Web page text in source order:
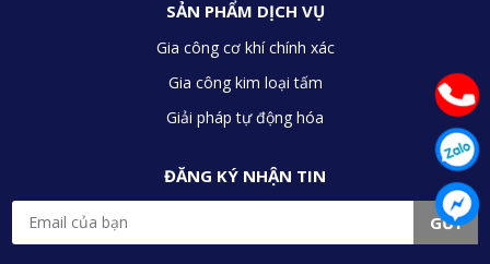
SẢN PHẨM DỊCH VỤ
Gia công cơ khí chính xác
Gia công kim loại tấm
Giải pháp tự động hóa
ĐĂNG KÝ NHẬN TIN